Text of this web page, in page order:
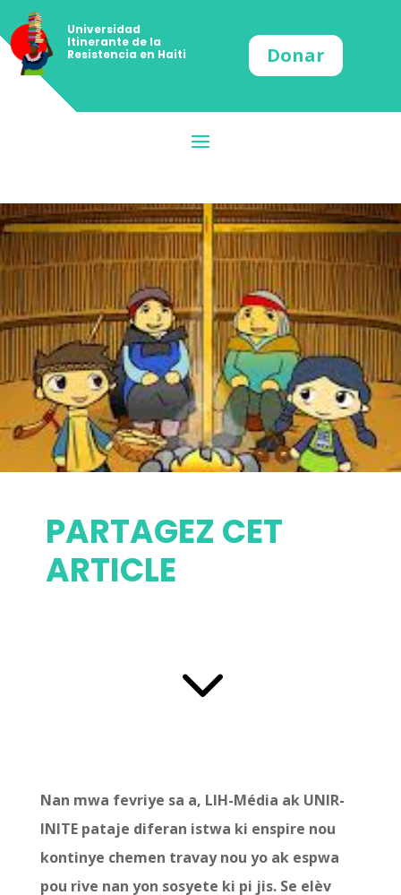
Universidad
Itinerante de la
Resistencia en Haiti
Donar
PARTAGEZ CET
ARTICLE
3
Nan mwa fevriye sa a, LIH-Média ak UNIR-
INITE pataje diferan istwa ki enspire nou
kontinye chemen travay nou yo ak espwa
pou rive nan yon sosyete ki pi jis. Se elèv